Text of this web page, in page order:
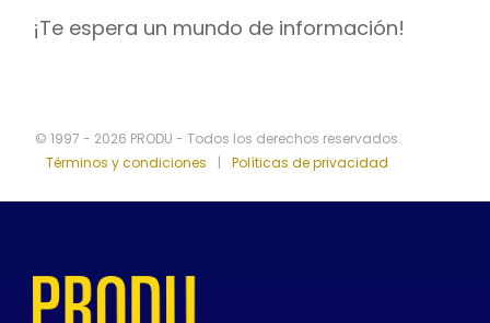
¡Te espera un mundo de información!
© 1997 - 2026 PRODU - Todos los derechos reservados.
Términos y condiciones
| Políticas de privacidad